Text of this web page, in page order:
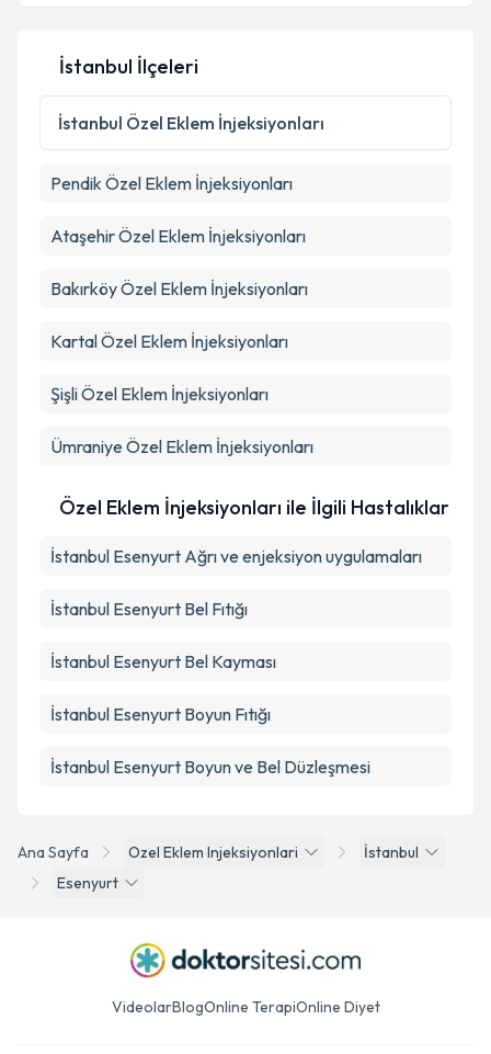
E-posta Adresiniz
Kişisel verilerimin işlenmesine ilişkin
Metni'ni okudum ve kişisel verilerimin belirtilen
Takvim Talebini Gönder
Ana Sayfa Ozel Eklem Injeksiyonlari
İstanbul
Esenyurt
İstanbul İlçeleri
İstanbul Özel Eklem İnjeksiyonları
Pendik Özel Eklem İnjeksiyonları
AtaşehirÖzel Eklem İnjeksiyonları
BakırköyÖzel Eklem İnjeksiyonları
KartalÖzel Eklem İnjeksiyonları
ŞişliÖzel Eklem İnjeksiyonları
Ümraniye Özel Eklem İnjeksiyonları
Özel Eklem İnjeksiyonları ile İlgili Hastalıklar
İstanbul Esenyurt Ağrı ve enjeksiyon uygulamaları
İstanbul Esenyurt Bel Fıtığı
İstanbul Esenyurt Bel Kayması
İstanbul Esenyurt Boyun Fıtığı
İstanbul Esenyurt Boyun ve Bel Düzleşmesi
VideolarBlogOnline TerapiOnline Diyet